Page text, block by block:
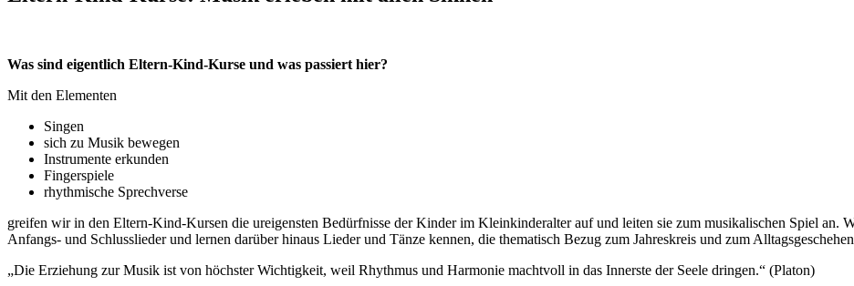
Was sind eigentlich Eltern-Kind-Kurse und was passiert hier?
Mit den Elementen
Singen
sich zu Musik bewegen
Instrumente erkunden
Fingerspiele
rhythmische Sprechverse
greifen wir in den Eltern-Kind-Kursen die ureigensten Bedürfnisse der Kinder im Kleinkinderalter auf und leiten sie zum musikalischen Spiel an.
Anfangs- und Schlusslieder und lernen darüber hinaus Lieder und Tänze kennen, die thematisch Bezug zum Jahreskreis und zum
„Die Erziehung zur Musik ist von höchster Wichtigkeit, weil Rhythmus und Harmonie machtvoll in das Innerste der Seele dringen.“ (Platon)